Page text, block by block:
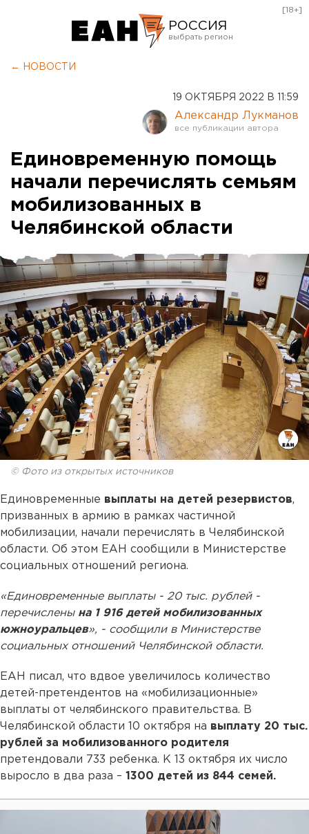
РОССИЯ
Оренбург
[18+]
← НОВОСТИ
19 ОКТЯБРЯ 2022 В 11:59
Александр Лукманов
Единовременную помощь
начали перечислять семьям
мобилизованных в
Челябинской области
© Фото из открытых источников
Единовременные выплаты на детей резервистов,
призванных в армию в рамках частичной
мобилизации, начали перечислять в Челябинской
области. Об этом ЕАН сообщили в Министерстве
социальных отношений региона.
«Единовременные выплаты - 20 тыс. рублей -
перечислены на 1 916 детей мобилизованных
южноуральцев», - сообщили в Министерстве
социальных отношений Челябинской области.
ЕАН писал, что вдвое увеличилось количество
детей-претендентов на «мобилизационные»
выплаты от челябинского правительства. В
Челябинской области 10 октября на выплату 20 тыс.
рублей за мобилизованного родителя
претендовали 733 ребенка. К 13 октября их число
выросло в два раза – 1300 детей из 844 семей.